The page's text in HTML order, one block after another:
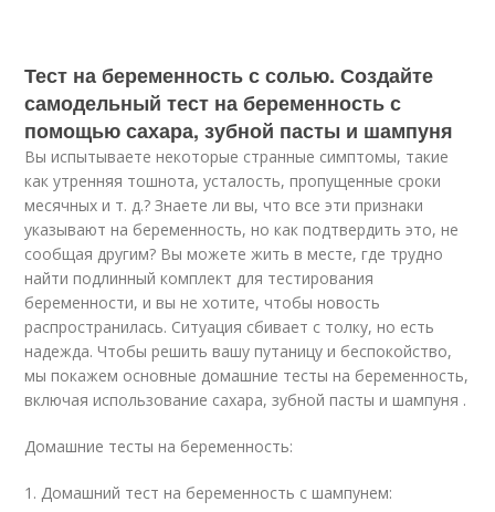
Тест на беременность с солью. Создайте
самодельный тест на беременность с
помощью сахара, зубной пасты и шампуня
Вы испытываете некоторые странные симптомы, такие
как утренняя тошнота, усталость, пропущенные сроки
месячных и т. д.? Знаете ли вы, что все эти признаки
указывают на беременность, но как подтвердить это, не
сообщая другим? Вы можете жить в месте, где трудно
найти подлинный комплект для тестирования
беременности, и вы не хотите, чтобы новость
распространилась. Ситуация сбивает с толку, но есть
надежда. Чтобы решить вашу путаницу и беспокойство,
мы покажем основные домашние тесты на беременность,
включая использование сахара, зубной пасты и шампуня .
Домашние тесты на беременность:
1. Домашний тест на беременность с шампунем: